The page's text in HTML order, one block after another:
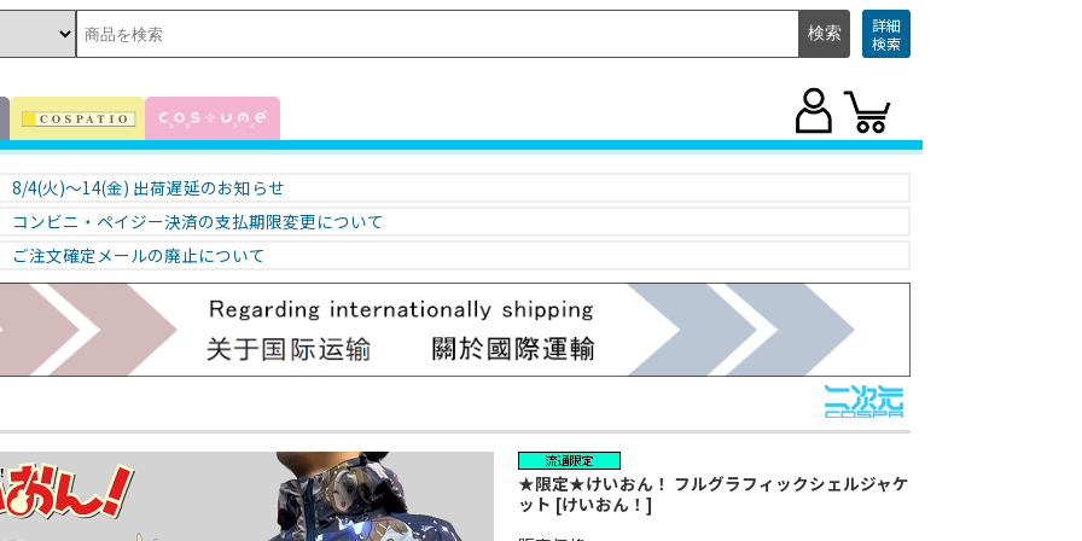
詳細
検索
8/4(火)～14(金) 出荷遅延のお知らせ
コンビニ・ペイジー決済の支払期限変更について
ご注文確定メールの廃止について
★限定★けいおん！ フルグラフィックシェルジャケ
ット [けいおん！]